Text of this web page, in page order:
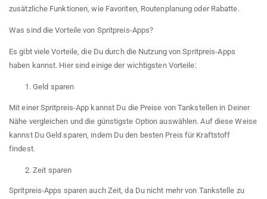
zusätzliche Funktionen, wie Favoriten, Routenplanung oder Rabatte.
Was sind die Vorteile von Spritpreis-Apps?
Es gibt viele Vorteile, die Du durch die Nutzung von Spritpreis-Apps
haben kannst. Hier sind einige der wichtigsten Vorteile:
Geld sparen
Mit einer Spritpreis-App kannst Du die Preise von Tankstellen in Deiner
Nähe vergleichen und die günstigste Option auswählen. Auf diese Weise
kannst Du Geld sparen, indem Du den besten Preis für Kraftstoff
findest.
Zeit sparen
Spritpreis-Apps sparen auch Zeit, da Du nicht mehr von Tankstelle zu